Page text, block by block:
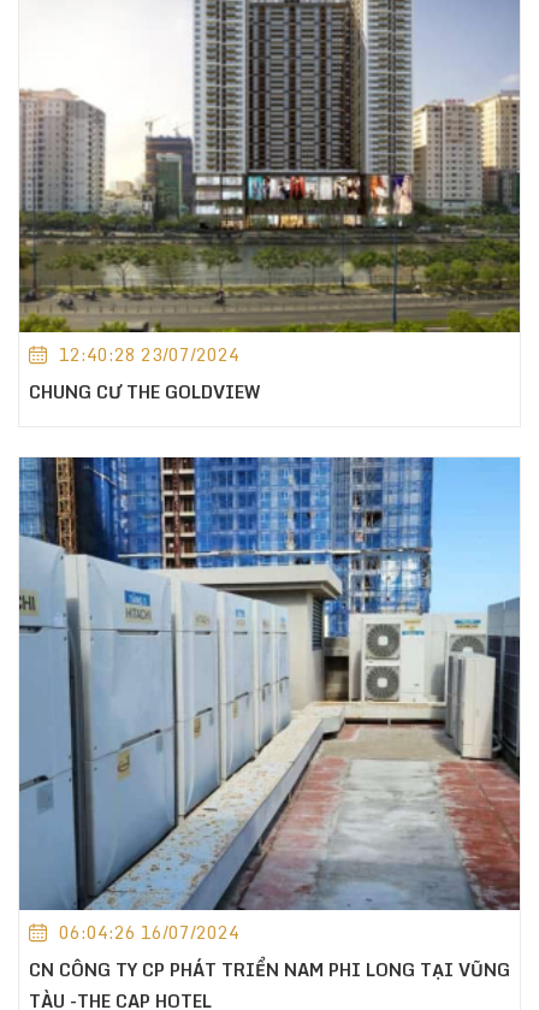
12:40:28 23/07/2024
CHUNG CƯ THE GOLDVIEW
06:04:26 16/07/2024
CN CÔNG TY CP PHÁT TRIỂN NAM PHI LONG TẠI VŨNG
TÀU -THE CAP HOTEL